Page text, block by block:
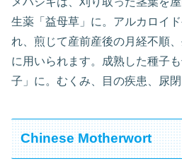
生薬「益母草」に。アルカロイ
れ、煎じて産前産後の月経不順
に用いられます。成熟した種子
子」に。むくみ、目の疾患、尿
Chinese Motherwort